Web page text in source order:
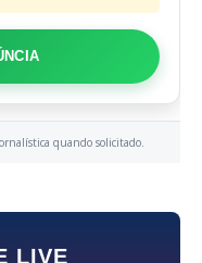
quando solicitado.
LIVE